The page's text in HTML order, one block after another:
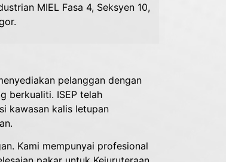
MIEL Fasa 4, Seksyen 10,
pelanggan dengan
berkualiti. ISEP telah
kawasan kalis letupan
Kami mempunyai profesional